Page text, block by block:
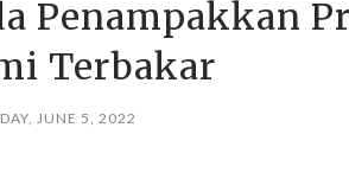
Penampakkan
Terbakar
JUNE 5, 2022